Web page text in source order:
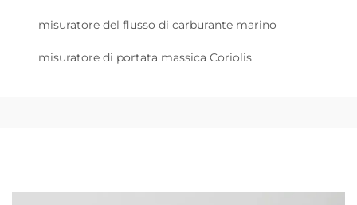
misuratore del flusso di carburante marino
misuratore di portata massica Coriolis